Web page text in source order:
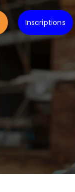
Inscriptions